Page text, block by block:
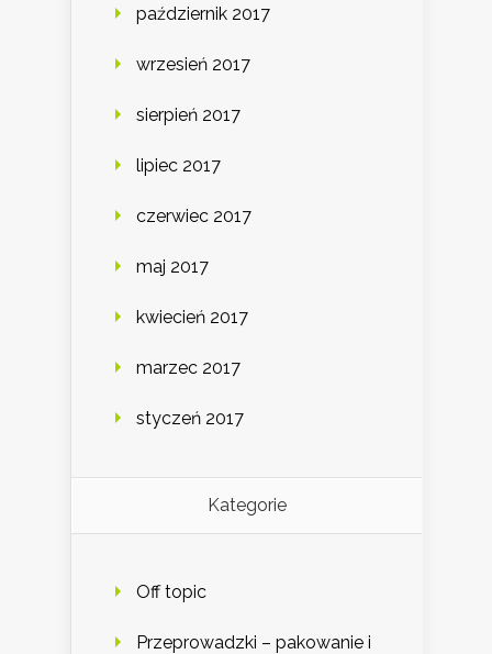
październik 2017
wrzesień 2017
sierpień 2017
lipiec 2017
czerwiec 2017
maj 2017
kwiecień 2017
marzec 2017
styczeń 2017
Kategorie
Off topic
Przeprowadzki – pakowanie i